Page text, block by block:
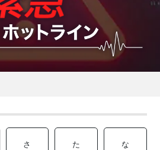
【
さ た な